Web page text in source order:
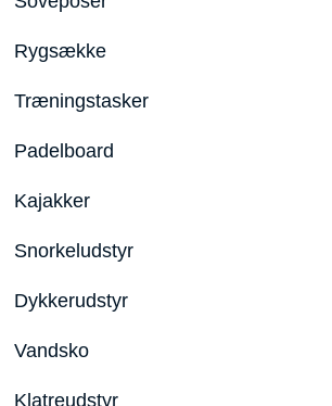
Rygsække
Træningstasker
Padelboard
Kajakker
Snorkeludstyr
Dykkerudstyr
Vandsko
Klatreudstyr